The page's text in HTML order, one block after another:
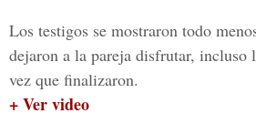
Los testigos se mostraron todo
dejaron a la pareja disfrutar, incluso
vez que finalizaron.
+ Ver video